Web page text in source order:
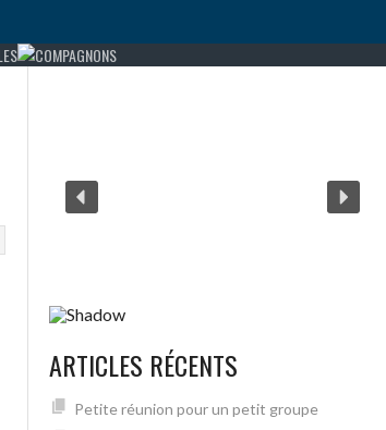
ARTICLES RÉCENTS
Petite réunion pour un petit groupe